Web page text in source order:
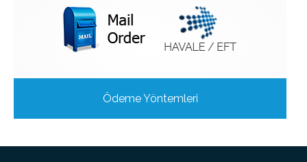
Ödeme Yöntemleri